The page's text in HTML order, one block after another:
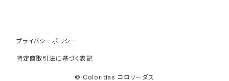
ティアラ、ヘッドドレス
木版画 M
ブラジル先住民族の椅子
ブレスレット
アパレル
プライバシーポリシー
特定商取引法に基づく表記
© Coloridas コロリーダス